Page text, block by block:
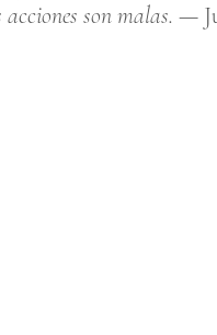
acciones son malas. —